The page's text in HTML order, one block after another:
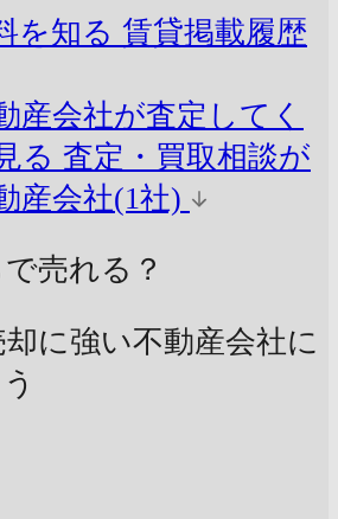
を知る 賃貸掲載履歴
産会社が査定してく
る 査定・買取相談が
産会社(1社)
売れる？
に強い不動産会社に